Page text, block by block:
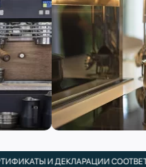
И ДЕКЛАРАЦИИ